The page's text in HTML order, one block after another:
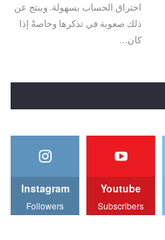
اختراق الحساب بسهولة. وينتج عن
ذلك صعوبة في تذكرها وخاصةً إذا
كان…
Youtube
Subscribers
Instagram
Followers